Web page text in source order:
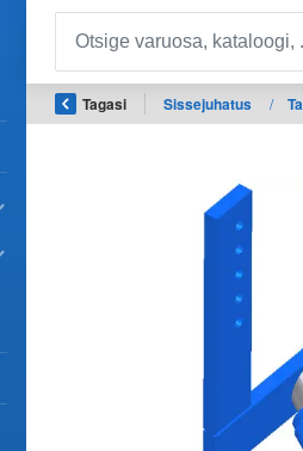
Tagasi Sissejuhatus /